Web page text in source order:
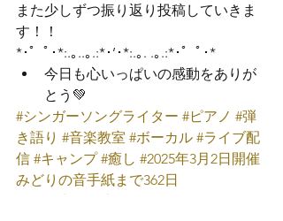
また少しずつ振り返り投稿していきま
す！！
*･゜ﾟ･*:.｡..｡.:*･’･*:.｡. .｡.:*･゜ﾟ･*
今日も心いっぱいの感動をありが
とう💚
#シンガーソングライター #ピアノ #弾
き語り #音楽教室 #ボーカル #ライブ配
信 #キャンプ #癒し #2025年3月2日開催
みどりの音手紙まで362日